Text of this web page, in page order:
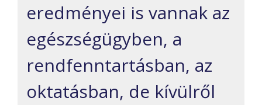
eredményei is vannak az
egészségügyben, a
rendfenntartásban, az
oktatásban, de kívülről